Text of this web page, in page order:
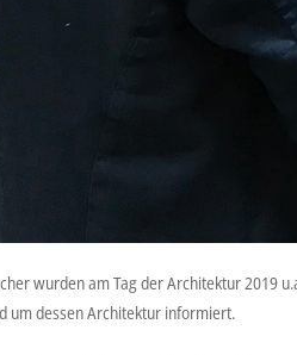
wurden am Tag der Architektur 2019
um dessen Architektur informiert.